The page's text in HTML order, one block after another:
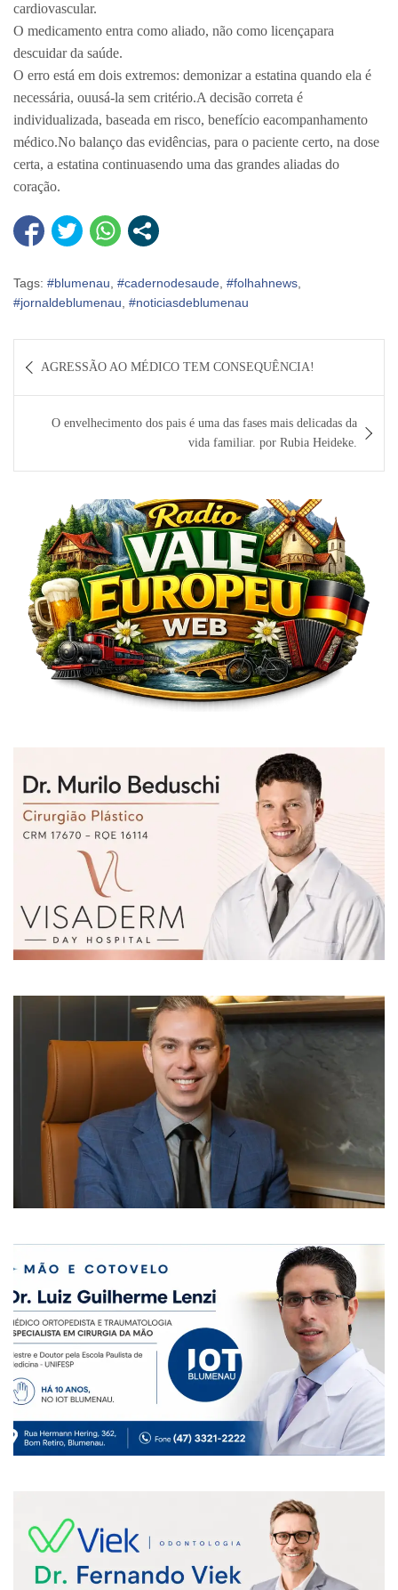
cardiovascular.
O medicamento entra como aliado, não como licençapara
descuidar da saúde.
O erro está em dois extremos: demonizar a estatina quando ela é
necessária, ouusá-la sem critério.A decisão correta é
individualizada, baseada em risco, benefício eacompanhamento
médico.No balanço das evidências, para o paciente certo, na dose
certa, a estatina continuasendo uma das grandes aliadas do
coração.
Tags: #blumenau, #cadernodesaude, #folhahnews,
#jornaldeblumenau, #noticiasdeblumenau
de
AGRESSÃO AO MÉDICO TEM CONSEQUÊNCIA!
O envelhecimento dos pais é uma das fases mais delicadas da
vida familiar. por Rubia Heideke.